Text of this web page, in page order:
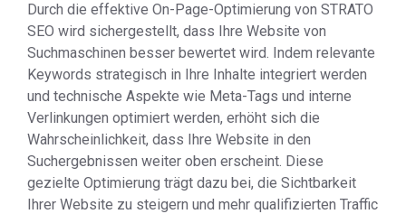
Durch die effektive On-Page-Optimierung von STRATO
SEO wird sichergestellt, dass Ihre Website von
Suchmaschinen besser bewertet wird. Indem relevante
Keywords strategisch in Ihre Inhalte integriert werden
und technische Aspekte wie Meta-Tags und interne
Verlinkungen optimiert werden, erhöht sich die
Wahrscheinlichkeit, dass Ihre Website in den
Suchergebnissen weiter oben erscheint. Diese
gezielte Optimierung trägt dazu bei, die Sichtbarkeit
Ihrer Website zu steigern und mehr qualifizierten Traffic